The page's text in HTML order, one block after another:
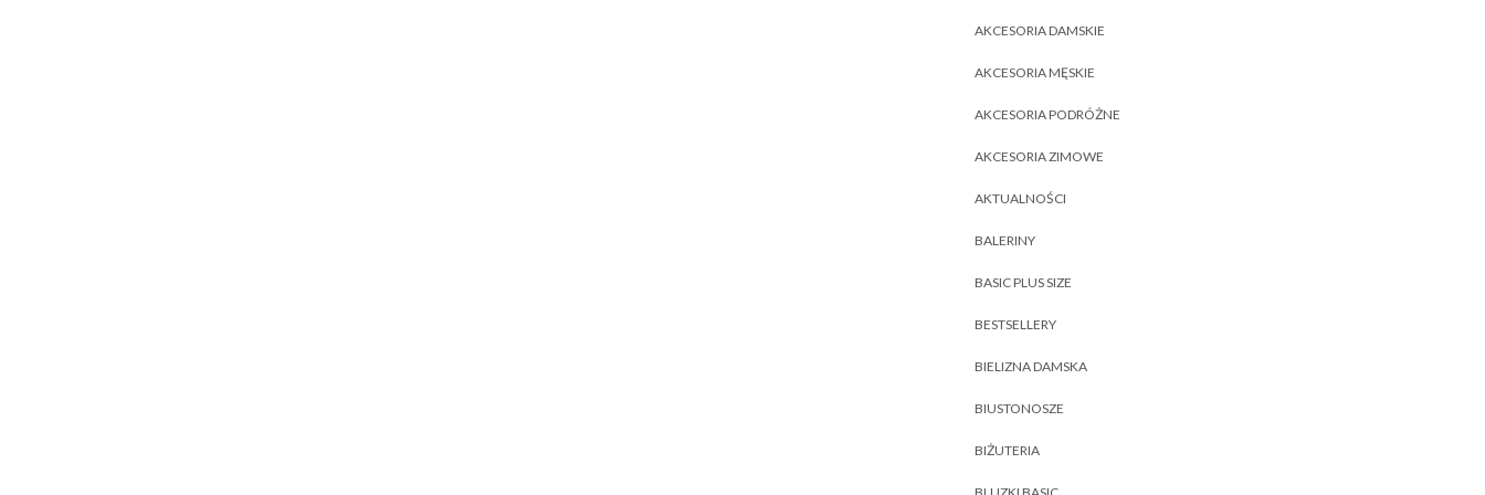
AKCESORIA DAMSKIE
AKCESORIA MĘSKIE
AKCESORIA PODRÓŻNE
AKCESORIA ZIMOWE
AKTUALNOŚCI
BALERINY
BASIC PLUS SIZE
BESTSELLERY
BIELIZNA DAMSKA
BIUSTONOSZE
BIŻUTERIA